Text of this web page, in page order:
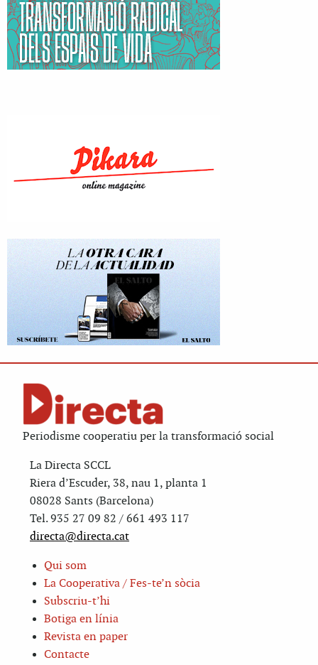
Periodisme cooperatiu per la transformació social
La Directa SCCL
Riera d’Escuder, 38, nau 1, planta 1
08028 Sants (Barcelona)
Tel. 935 27 09 82 / 661 493 117
directa@directa.cat
Qui som
La Cooperativa / Fes-te’n sòcia
Subscriu-t’hi
Botiga en línia
Revista en paper
Contacte